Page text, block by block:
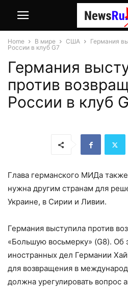
Home В мире США
Германия
России в клуб G7
Германия
против
России в клуб
Глава германского МИДа
нужна другим странам для
Украине, в Сирии и Ливии.
Германия выступила против
«Большую восьмерку» (G8). Об
иностранных дел Германии
для возвращения в
должна урегулировать вопрос